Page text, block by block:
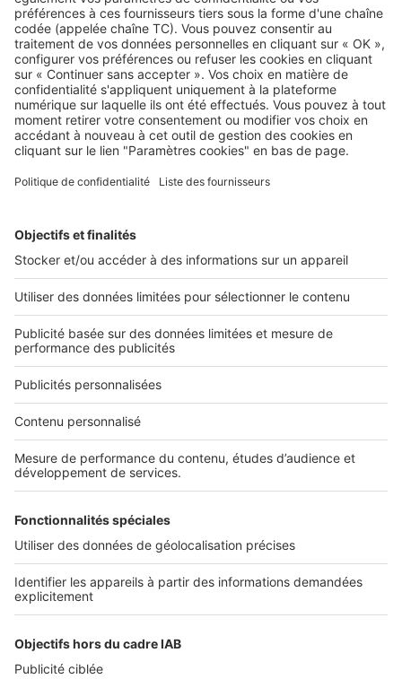
d’immeubles pour les louer.
Fonds de pension
Organisme financier qui gère l’épargne issue du système de
retraite par capitalisation.
Fonds d’investissement
immobiliers gérés par une structure règlementée et agréée.
Fonds opportuniste
Fonds opportuniste
SeLoger neuf c'est aussi...
DÉCOUVRIR
Annuaire des professionnels
SELOGER NEUF